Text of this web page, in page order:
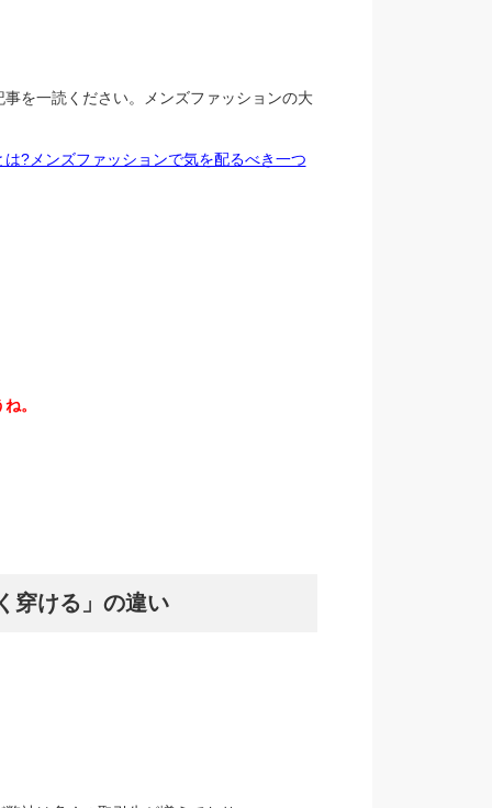
を一読ください。メンズファッションの大
?メンズファッションで気を配るべき一つ
。
穿ける」の違い